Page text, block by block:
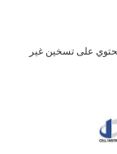
على تسخين غير